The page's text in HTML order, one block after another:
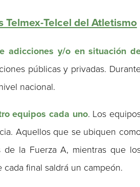
Telmex-Telcel del Atletismo
adicciones y/o en situación
públicas y privadas.
nacional.
equipos cada uno. Los
Aquellos que se ubiquen
la Fuerza A, mientras que
final saldrá un campeón.